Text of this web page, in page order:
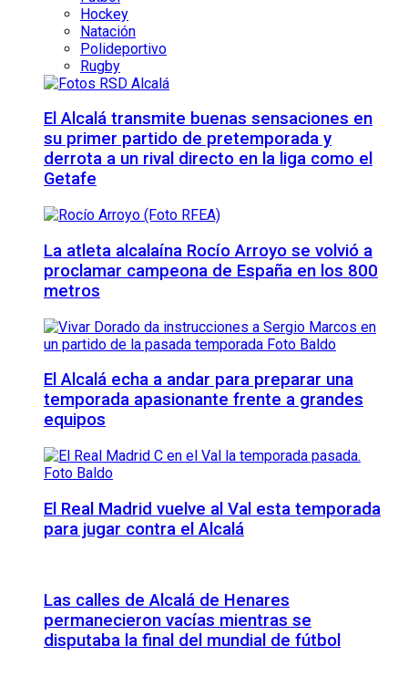
Hockey
Natación
Polideportivo
Rugby
El Alcalá transmite buenas sensaciones en
su primer partido de pretemporada y
derrota a un rival directo en la liga como el
Getafe
La atleta alcalaína Rocío Arroyo se volvió a
proclamar campeona de España en los 800
metros
El Alcalá echa a andar para preparar una
temporada apasionante frente a grandes
equipos
El Real Madrid vuelve al Val esta temporada
para jugar contra el Alcalá
Las calles de Alcalá de Henares
permanecieron vacías mientras se
disputaba la final del mundial de fútbol